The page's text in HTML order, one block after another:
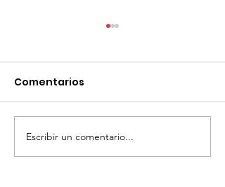
TourTravelynByFraveo
participó en la
Comentarios
Escribir un comentario...